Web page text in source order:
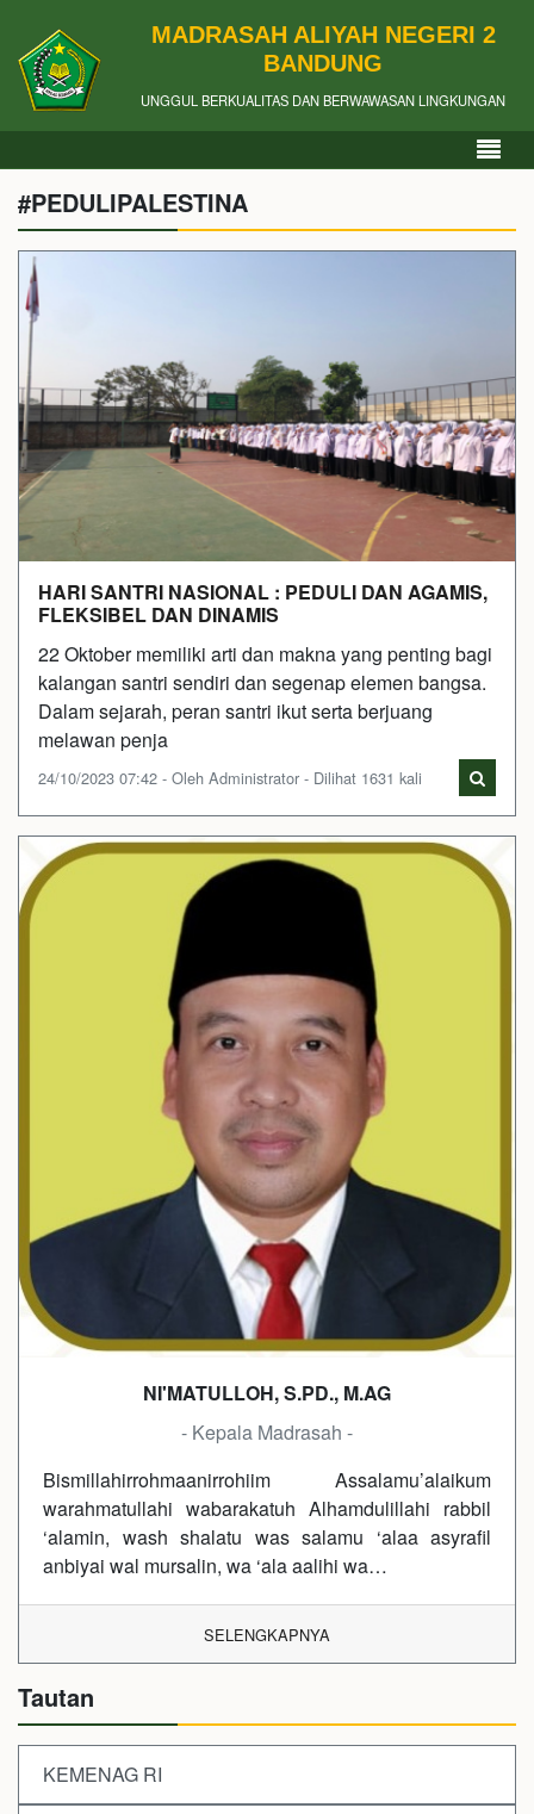
MADRASAH ALIYAH NEGERI 2
BANDUNG
UNGGUL BERKUALITAS DAN BERWAWASAN LINGKUNGAN
#PEDULIPALESTINA
HARI SANTRI NASIONAL : PEDULI DAN AGAMIS,
FLEKSIBEL DAN DINAMIS
22 Oktober memiliki arti dan makna yang penting bagi
kalangan santri sendiri dan segenap elemen bangsa.
Dalam sejarah, peran santri ikut serta berjuang
melawan penja
24/10/2023 07:42 - Oleh Administrator - Dilihat 1631 kali
NI'MATULLOH, S.PD., M.AG
- Kepala Madrasah -
Bismillahirrohmaanirrohiim Assalamu’alaikum
warahmatullahi wabarakatuh Alhamdulillahi rabbil
‘alamin, wash shalatu was salamu ‘alaa asyrafil
anbiyai wal mursalin, wa ‘ala aalihi wa…
SELENGKAPNYA
Tautan
KEMENAG RI